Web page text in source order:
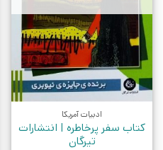
ادبیات آمریکا
کتاب سفر پرخاطره | انتشارات
تیرگان